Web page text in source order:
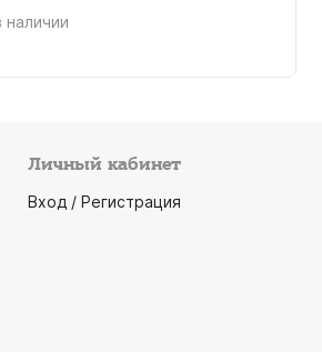
наличии
Личный кабинет
Вход / Регистрация